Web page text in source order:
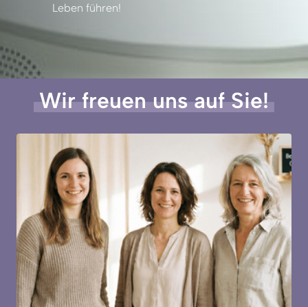
Leben führen!
Wir freuen uns auf Sie!